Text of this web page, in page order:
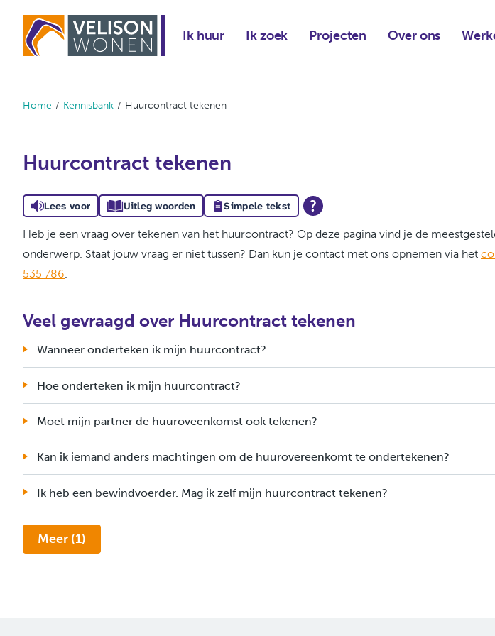
Naar hoofdinhoud
Naar hoofdnavigatiemenu
Naar zoeken
Naar de homepage
Ik huur Ik zoek Projecten Over ons
Home Kennisbank Huurcontract tekenen
Huurcontract tekenen
Lees voor Uitleg woorden Simpele tekst
Heb je een vraag over tekenen van het huurcontract? Op deze pagina vind je de
onderwerp. Staat jouw vraag er niet tussen? Dan kun je contact met ons opnemen via het
535 786.
Veel gevraagd over Huurcontract tekenen
Wanneer onderteken ik mijn huurcontract?
Hoe onderteken ik mijn huurcontract?
Moet mijn partner de huuroveenkomst ook tekenen?
Kan ik iemand anders machtingen om de huurovereenkomt te ondertekenen?
Ik heb een bewindvoerder. Mag ik zelf mijn huurcontract tekenen?
Meer (1)